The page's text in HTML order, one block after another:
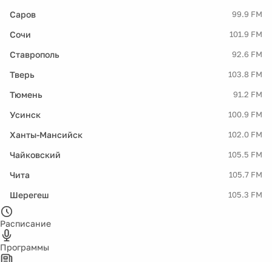
Саров 99.9 FM
Сочи 101.9 FM
Ставрополь 92.6 FM
Тверь 103.8 FM
Тюмень 91.2 FM
Усинск 100.9 FM
Ханты-Мансийск 102.0 FM
Чайковский 105.5 FM
Чита 105.7 FM
Шерегеш 105.3 FM
Расписание
Программы